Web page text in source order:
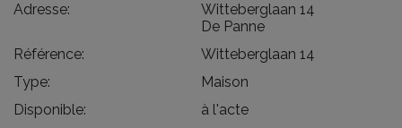
Adresse:
Witteberglaan 14
De Panne
Référence:
Witteberglaan 14
Type:
Maison
Disponible:
à l'acte